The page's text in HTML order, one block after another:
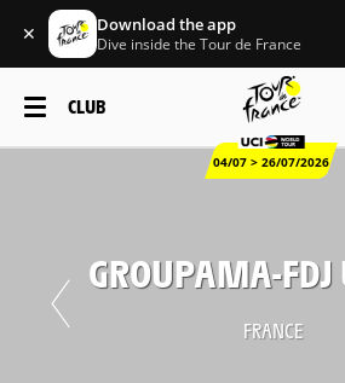
✕ Download the app
Dive inside the Tour de France
CLUB
04/07 > 26/07/2026
GROUPAMA-
FRANCE